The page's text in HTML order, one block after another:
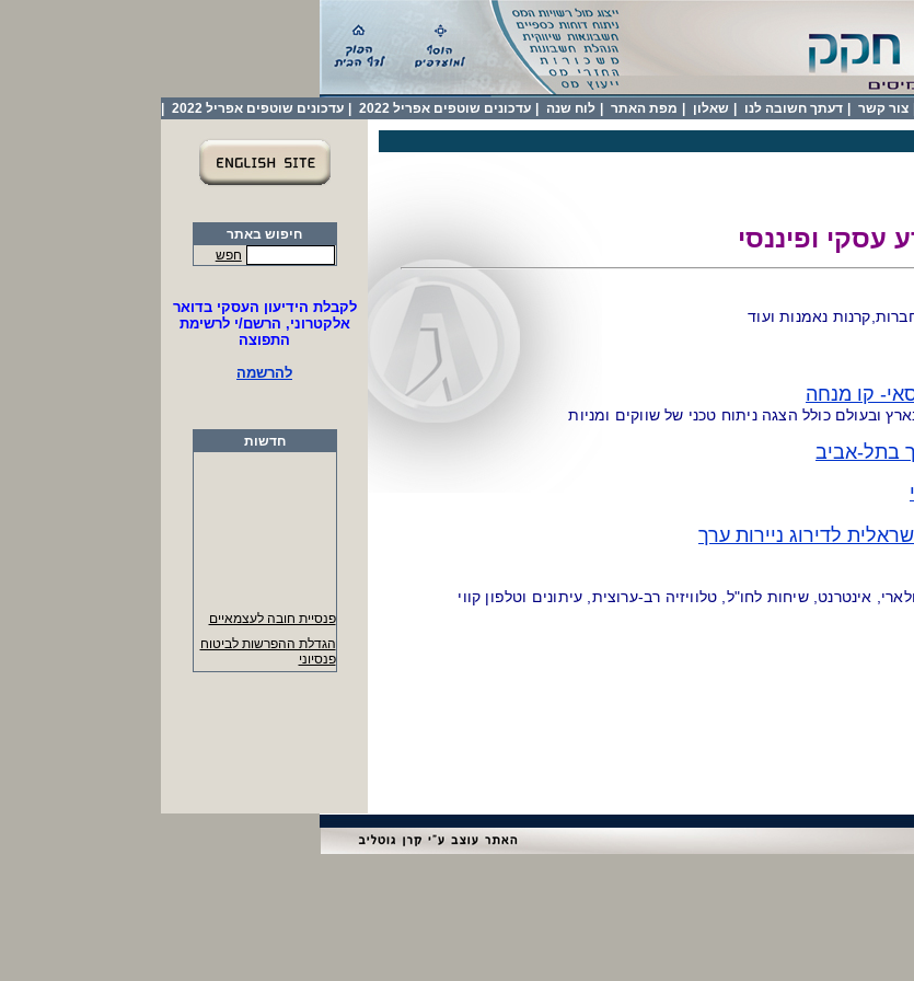
צור קשר דעתך חשובה לנו שאלון מפת האתר לוח שנה עדכונים שוטפים אפריל 2022 עדכונים שוטפים אפריל 2022
עסקי ופיננסי
נאמנות ועוד
קו מנחה
ובעולם כולל הצגה ניתוח טכני של שווקים ומניות
בתל-אביב
לדירוג ניירות ערך
אינטרנט, שיחות לחו"ל, טלוויזיה רב-ערוצית, עיתונים וטלפון קווי
חיפוש באתר
חפש
לקבלת הידיעון העסקי בדואר
אלקטרוני, הרשם/י לרשימת
התפוצה
להרשמה
חדשות
פנסיית חובה לעצמאיים
הגדלת ההפרשות לביטוח
פנסיוני
- נרשמים לידיעון העסקי